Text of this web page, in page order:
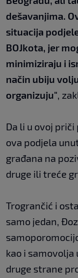
dešavanjima.
situacija
BOJkota, jer
minimiziraju i
način ubiju
organizuju",
Da li u ovoj
ova podjela
građana na
druge ili treće
Trogrančić i
samo jedan,
kao i samovolja
druge strane